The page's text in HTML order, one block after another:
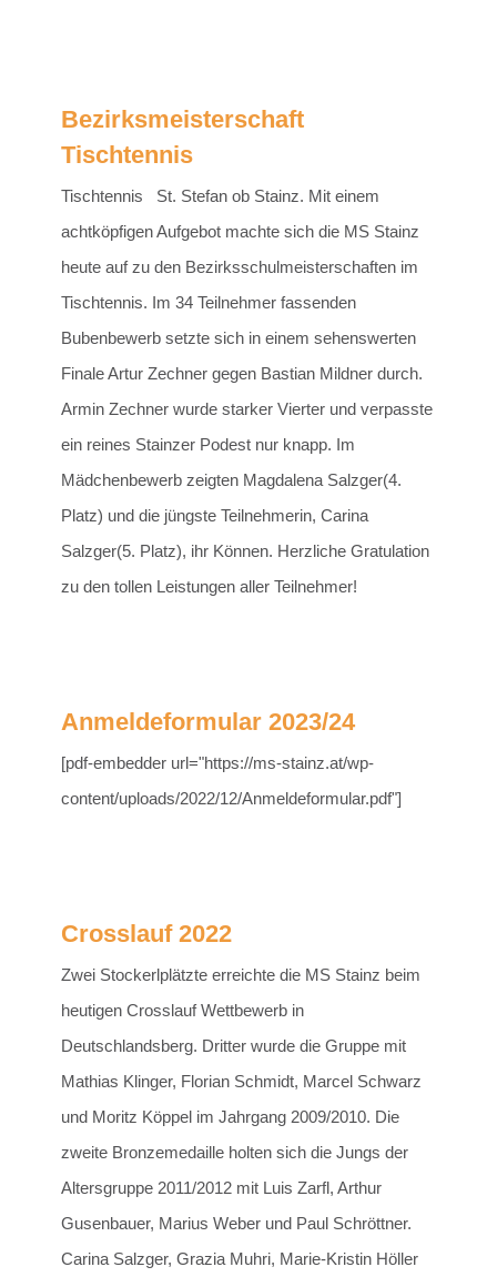
Bezirksmeisterschaft
Tischtennis
Tischtennis St. Stefan ob Stainz. Mit einem
achtköpfigen Aufgebot machte sich die MS Stainz
heute auf zu den Bezirksschulmeisterschaften im
Tischtennis. Im 34 Teilnehmer fassenden
Bubenbewerb setzte sich in einem sehenswerten
Finale Artur Zechner gegen Bastian Mildner durch.
Armin Zechner wurde starker Vierter und verpasste
ein reines Stainzer Podest nur knapp. Im
Mädchenbewerb zeigten Magdalena Salzger(4.
Platz) und die jüngste Teilnehmerin, Carina
Salzger(5. Platz), ihr Können. Herzliche Gratulation
zu den tollen Leistungen aller Teilnehmer!
Anmeldeformular 2023/24
[pdf-embedder url="https://ms-stainz.at/wp-
content/uploads/2022/12/Anmeldeformular.pdf"]
Crosslauf 2022
Zwei Stockerlplätzte erreichte die MS Stainz beim
heutigen Crosslauf Wettbewerb in
Deutschlandsberg. Dritter wurde die Gruppe mit
Mathias Klinger, Florian Schmidt, Marcel Schwarz
und Moritz Köppel im Jahrgang 2009/2010. Die
zweite Bronzemedaille holten sich die Jungs der
Altersgruppe 2011/2012 mit Luis Zarfl, Arthur
Gusenbauer, Marius Weber und Paul Schröttner.
Carina Salzger, Grazia Muhri, Marie-Kristin Höller